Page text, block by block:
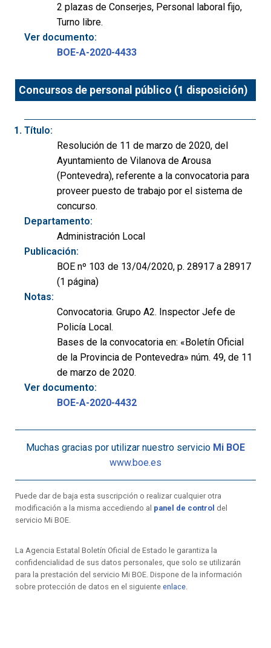
2 plazas de Conserjes, Personal laboral fijo,
Turno libre.
Ver documento:
BOE-A-2020-4433
Concursos de personal público (1 disposición)
Título:
Resolución de 11 de marzo de 2020, del
Ayuntamiento de Vilanova de Arousa
(Pontevedra), referente a la convocatoria para
proveer puesto de trabajo por el sistema de
concurso.
Departamento:
Administración Local
Publicación:
BOE nº 103 de 13/04/2020, p. 28917 a 28917
(1 página)
Notas:
Convocatoria. Grupo A2. Inspector Jefe de
Policía Local.
Bases de la convocatoria en: «Boletín Oficial
de la Provincia de Pontevedra» núm. 49, de 11
de marzo de 2020.
Ver documento:
BOE-A-2020-4432
Muchas gracias por utilizar nuestro servicio Mi BOE
www.boe.es
Puede dar de baja esta suscripción o realizar cualquier otra
modificación a la misma accediendo al panel de control del
servicio Mi BOE.
La Agencia Estatal Boletín Oficial de Estado le garantiza la
confidencialidad de sus datos personales, que solo se utilizarán
para la prestación del servicio Mi BOE. Dispone de la información
sobre protección de datos en el siguiente enlace